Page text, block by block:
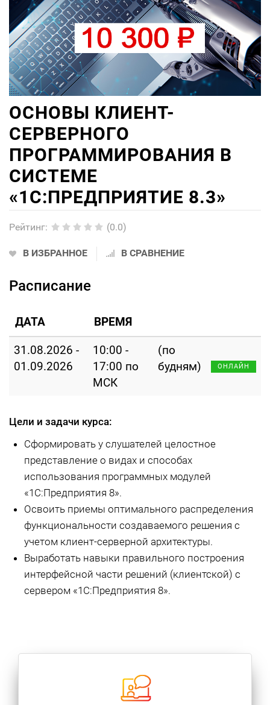
ОСНОВЫ КЛИЕНТ-
СЕРВЕРНОГО
ПРОГРАММИРОВАНИЯ В
СИСТЕМЕ
«1С:ПРЕДПРИЯТИЕ 8.3»
Рейтинг: (0.0)
В ИЗБРАННОЕ В СРАВНЕНИЕ
Расписание
ДАТА ВРЕМЯ
31.08.2026 -
01.09.2026
10:00 -
17:00 по
МСК
(по
будням)
ОНЛАЙН
Цели и задачи курса:
Сформировать у слушателей целостное
представление о видах и способах
использования программных модулей
«1С:Предприятия 8».
Освоить приемы оптимального распределения
функциональности создаваемого решения с
учетом клиент-серверной архитектуры.
Выработать навыки правильного построения
интерфейсной части решений (клиентской) с
сервером «1С:Предприятия 8».